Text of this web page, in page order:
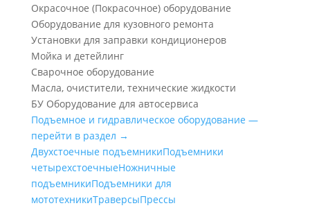
Окрасочное (Покрасочное) оборудование
Оборудование для кузовного ремонта
Установки для заправки кондиционеров
Мойка и детейлинг
Сварочное оборудование
Масла, очистители, технические жидкости
БУ Оборудование для автосервиса
Подъемное и гидравлическое оборудование —
перейти в раздел →
Двухстоечные подъемникиПодъемники
четырехстоечныеНожничные
подъемникиПодъемники для
мототехникиТраверсыПрессы